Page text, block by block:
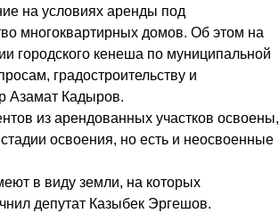
на условиях аренды под
многоквартирных домов. Об этом на
городского кенеша по муниципальной
градостроительству и
Азамат Кадыров.
из арендованных участков освоены,
освоения, но есть и неосвоенные
в виду земли, на которых
депутат Казыбек Эргешов.